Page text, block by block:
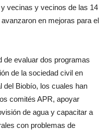
vecinas y vecinos de las 14
en mejoras para el
de evaluar dos programas
de la sociedad civil en
del Biobío, los cuales han
comités APR, apoyar
de agua y capacitar a
con problemas de